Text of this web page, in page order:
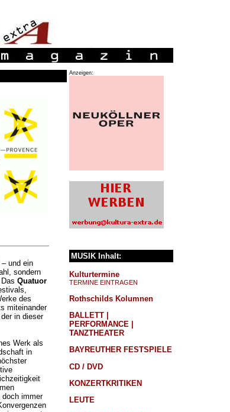
und ein
sondern
Quatuor
des
miteinander
in dieser
Werk als
in
doch immer
Anzeigen:
MUSIK Inhalt:
Kulturtermine
TERMINE EINTRAGEN
Rothschilds Kolumnen
BALLETT |
PERFORMANCE |
TANZTHEATER
BAYREUTHER FESTSPIELE
CD / DVD
KONZERTKRITIKEN
LEUTE